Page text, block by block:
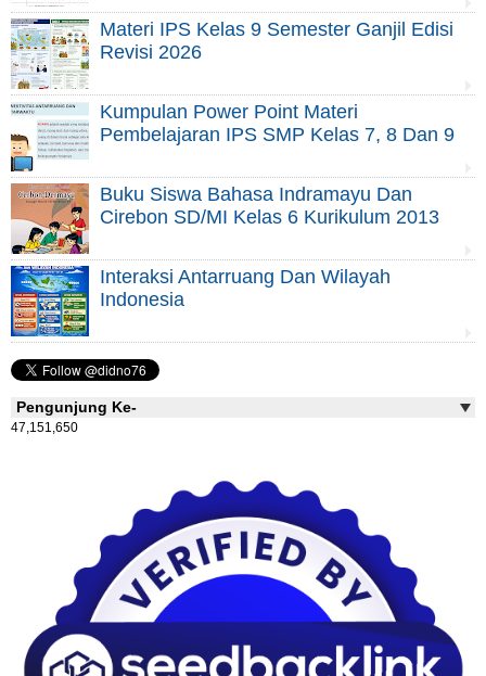
Materi IPS Kelas 9 Semester Ganjil Edisi
Revisi 2026
Kumpulan Power Point Materi
Pembelajaran IPS SMP Kelas 7, 8 Dan 9
Buku Siswa Bahasa Indramayu Dan
Cirebon SD/MI Kelas 6 Kurikulum 2013
Interaksi Antarruang Dan Wilayah
Indonesia
Pengunjung Ke-
47,151,650